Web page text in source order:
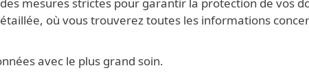
où vous trouverez toutes les informations
avec le plus grand soin.